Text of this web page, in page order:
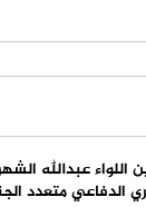
اللواء عبدالله
الدفاعي متعدد